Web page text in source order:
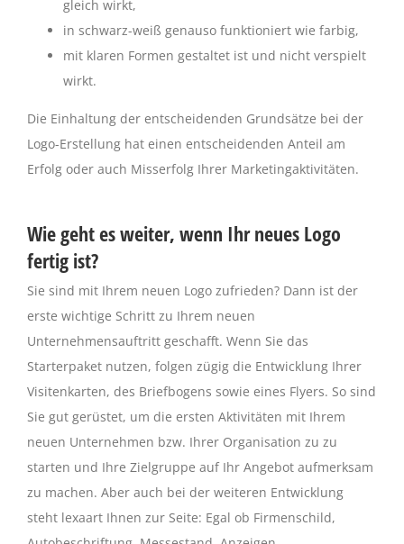
gleich wirkt,
in schwarz-weiß genauso funktioniert wie farbig,
mit klaren Formen gestaltet ist und nicht verspielt
wirkt.
Die Einhaltung der entscheidenden Grundsätze bei der
Logo-Erstellung hat einen entscheidenden Anteil am
Erfolg oder auch Misserfolg Ihrer Marketingaktivitäten.
Wie geht es weiter, wenn Ihr neues Logo
fertig ist?
Sie sind mit Ihrem neuen Logo zufrieden? Dann ist der
erste wichtige Schritt zu Ihrem neuen
Unternehmensauftritt geschafft. Wenn Sie das
Starterpaket nutzen, folgen zügig die Entwicklung Ihrer
Visitenkarten, des Briefbogens sowie eines Flyers. So sind
Sie gut gerüstet, um die ersten Aktivitäten mit Ihrem
neuen Unternehmen bzw. Ihrer Organisation zu zu
starten und Ihre Zielgruppe auf Ihr Angebot aufmerksam
zu machen. Aber auch bei der weiteren Entwicklung
steht lexaart Ihnen zur Seite: Egal ob Firmenschild,